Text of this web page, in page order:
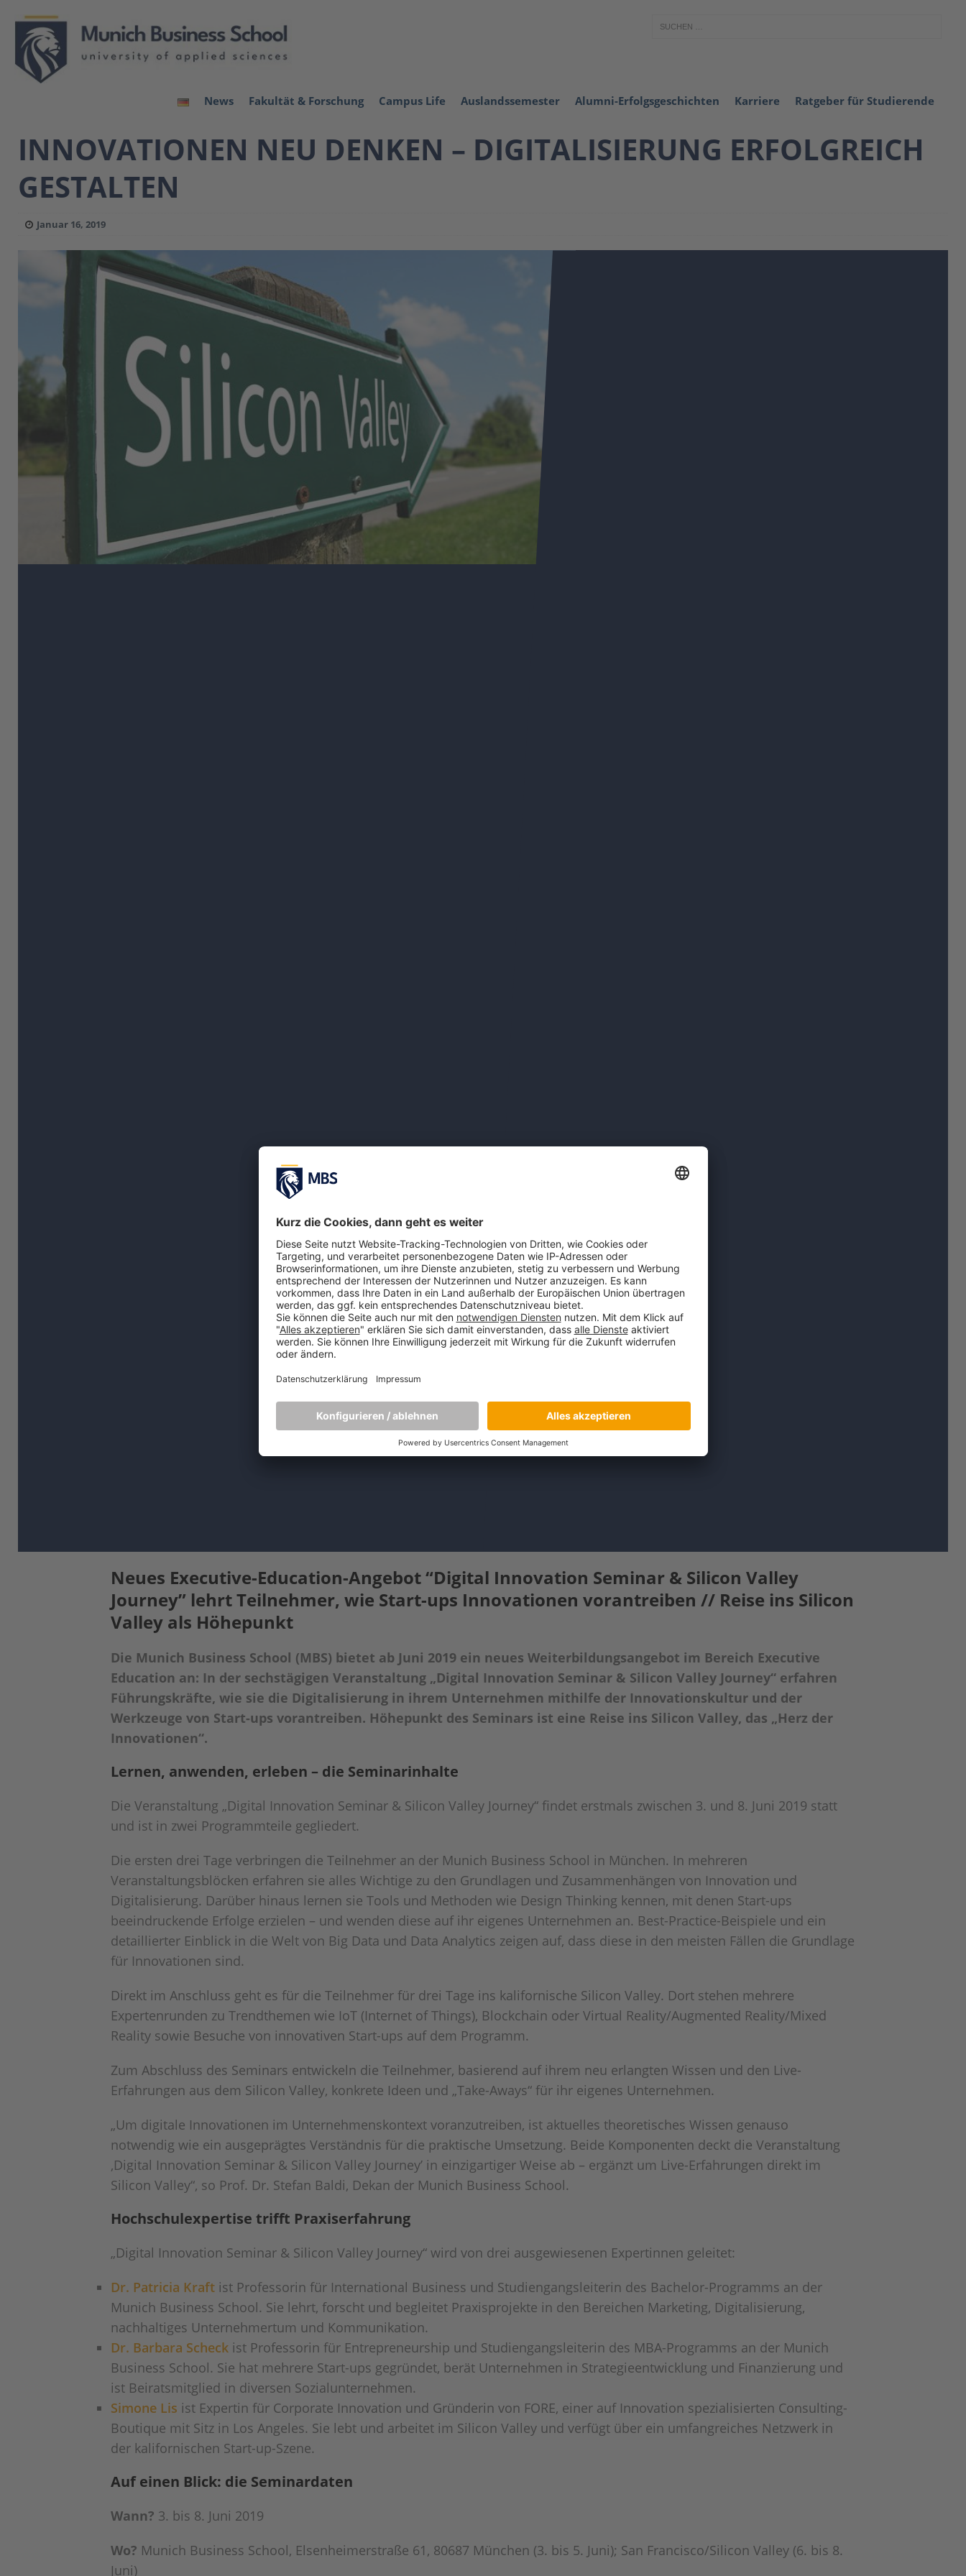
News Fakultät & Forschung Campus Life Auslandssemester Alumni-Erfolgsgeschichten Karriere Ratgeber für Studierende
INNOVATIONEN NEU DENKEN – DIGITALISIERUNG ERFOLGREICH
GESTALTEN
Januar 16, 2019
Neues Executive-Education-Angebot “Digital Innovation Seminar & Silicon Valley
Journey” lehrt Teilnehmer, wie Start-ups Innovationen vorantreiben // Reise ins Silicon
Valley als Höhepunkt
Die Munich Business School (MBS) bietet ab Juni 2019 ein neues Weiterbildungsangebot im Bereich Executive
Education an: In der sechstägigen Veranstaltung „Digital Innovation Seminar & Silicon Valley Journey“ erfahren
Führungskräfte, wie sie die Digitalisierung in ihrem Unternehmen mithilfe der Innovationskultur und der
Werkzeuge von Start-ups vorantreiben. Höhepunkt des Seminars ist eine Reise ins Silicon Valley, das „Herz der
Innovationen“.
Lernen, anwenden, erleben – die Seminarinhalte
Die Veranstaltung „Digital Innovation Seminar & Silicon Valley Journey“ findet erstmals zwischen 3. und 8. Juni 2019 statt
und ist in zwei Programmteile gegliedert.
Die ersten drei Tage verbringen die Teilnehmer an der Munich Business School in München. In mehreren
Veranstaltungsblöcken erfahren sie alles Wichtige zu den Grundlagen und Zusammenhängen von Innovation und
Digitalisierung. Darüber hinaus lernen sie Tools und Methoden wie Design Thinking kennen, mit denen Start-ups
beeindruckende Erfolge erzielen – und wenden diese auf ihr eigenes Unternehmen an. Best-Practice-Beispiele und ein
detaillierter Einblick in die Welt von Big Data und Data Analytics zeigen auf, dass diese in den meisten Fällen die Grundlage
für Innovationen sind.
Direkt im Anschluss geht es für die Teilnehmer für drei Tage ins kalifornische Silicon Valley. Dort stehen mehrere
Expertenrunden zu Trendthemen wie IoT (Internet of Things), Blockchain oder Virtual Reality/Augmented Reality/Mixed
Reality sowie Besuche von innovativen Start-ups auf dem Programm.
Zum Abschluss des Seminars entwickeln die Teilnehmer, basierend auf ihrem neu erlangten Wissen und den Live-
Erfahrungen aus dem Silicon Valley, konkrete Ideen und „Take-Aways“ für ihr eigenes Unternehmen.
„Um digitale Innovationen im Unternehmenskontext voranzutreiben, ist aktuelles theoretisches Wissen genauso
notwendig wie ein ausgeprägtes Verständnis für die praktische Umsetzung. Beide Komponenten deckt die Veranstaltung
‚Digital Innovation Seminar & Silicon Valley Journey’ in einzigartiger Weise ab – ergänzt um Live-Erfahrungen direkt im
Silicon Valley“, so Prof. Dr. Stefan Baldi, Dekan der Munich Business School.
Hochschulexpertise trifft Praxiserfahrung
„Digital Innovation Seminar & Silicon Valley Journey“ wird von drei ausgewiesenen Expertinnen geleitet:
Dr. Patricia Kraft ist Professorin für International Business und Studiengangsleiterin des Bachelor-Programms an der
Munich Business School. Sie lehrt, forscht und begleitet Praxisprojekte in den Bereichen Marketing, Digitalisierung,
nachhaltiges Unternehmertum und Kommunikation.
Dr. Barbara Scheck ist Professorin für Entrepreneurship und Studiengangsleiterin des MBA-Programms an der Munich
Business School. Sie hat mehrere Start-ups gegründet, berät Unternehmen in Strategieentwicklung und Finanzierung und
ist Beiratsmitglied in diversen Sozialunternehmen.
Simone Lis ist Expertin für Corporate Innovation und Gründerin von FORE, einer auf Innovation spezialisierten Consulting-
Boutique mit Sitz in Los Angeles. Sie lebt und arbeitet im Silicon Valley und verfügt über ein umfangreiches Netzwerk in
der kalifornischen Start-up-Szene.
Auf einen Blick: die Seminardaten
Wann? 3. bis 8. Juni 2019
Wo? Munich Business School, Elsenheimerstraße 61, 80687 München (3. bis 5. Juni); San Francisco/Silicon Valley (6. bis 8.
Juni)